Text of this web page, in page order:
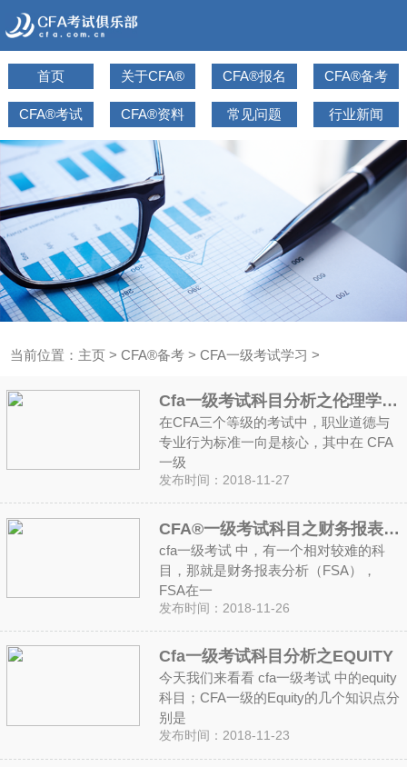
首页 关于CFA® CFA®报名 CFA®备考
CFA®考试 CFA®资料 常见问题 行业新闻
当前位置： 主页> CFA®备考> CFA一级考试学习 >
Cfa一级考试科目分析之伦理学和职业道德
在CFA三个等级的考试中，职业道德与
专业行为标准一向是核心，其中在 CFA
一级
发布时间：2018-11-27
CFA®一级考试科目之财务报表分析（FSA）
cfa一级考试 中，有一个相对较难的科
目，那就是财务报表分析（FSA），
FSA在一
发布时间：2018-11-26
Cfa一级考试科目分析之EQUITY
今天我们来看看 cfa一级考试 中的equity
科目；CFA一级的Equity的几个知识点分
别是
发布时间：2018-11-23